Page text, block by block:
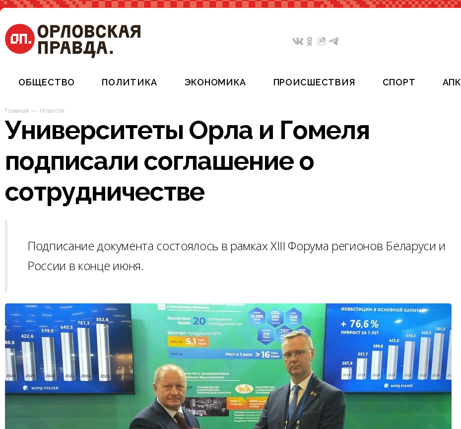
ОБЩЕСТВО ПОЛИТИКА ЭКОНОМИКА ПРОИСШЕСТВИЯ СПОРТ АПК
Главная Новости
Университеты Орла и Гомеля
подписали соглашение о
сотрудничестве
Подписание документа состоялось в рамках XIII Форума регионов Беларуси и
России в конце июня.